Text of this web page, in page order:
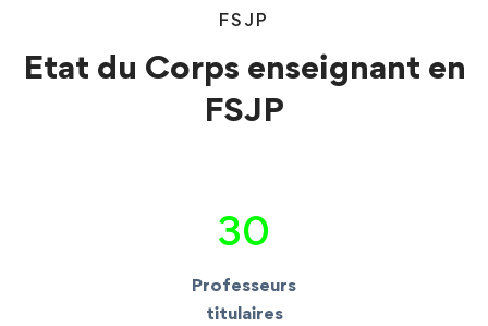
FSJP
Etat du Corps enseignant en
FSJP
30
Professeurs
titulaires